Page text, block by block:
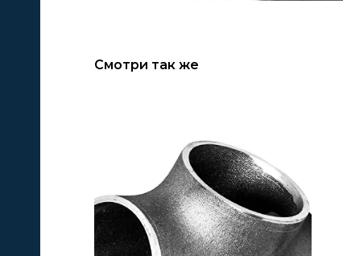
Смотри так же